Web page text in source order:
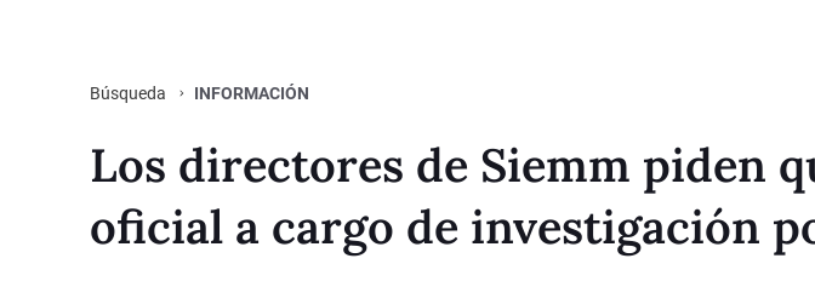
Búsqueda INFORMACIÓN
Los directores de Siemm piden
oficial a cargo de investigación